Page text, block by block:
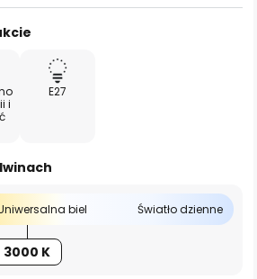
i
E27
biel Światło dzienne
3000 K